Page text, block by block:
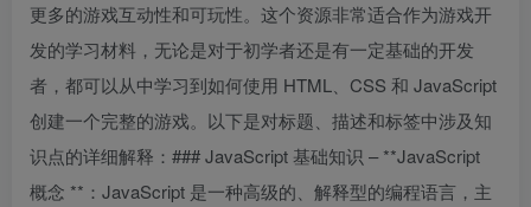
更多的游戏互动性和可玩性。这个资源非常适合作为游戏开
发的学习材料，无论是对于初学者还是有一定基础的开发
者，都可以从中学习到如何使用 HTML、CSS 和 JavaScript
创建一个完整的游戏。以下是对标题、描述和标签中涉及知
识点的详细解释：### JavaScript 基础知识 – **JavaScript
概念 **：JavaScript 是一种高级的、解释型的编程语言，主